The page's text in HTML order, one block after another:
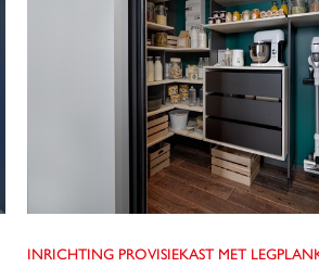
INRICHTING PROVISIEKAST MET